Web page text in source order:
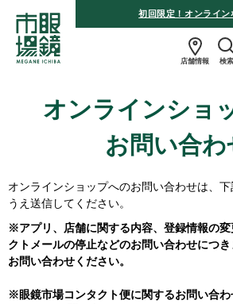
初回限定！オンライ
店舗情報 検索
オンラインショ
お問い合わ
オンラインショップへのお問い合わせは、
うえ送信してください。
※アプリ、店舗に関する内容、登録情報の
クトメールの停止などのお問い合わせにつき
お問い合わせください。
※眼鏡市場コンタクト便に関するお問い合わ